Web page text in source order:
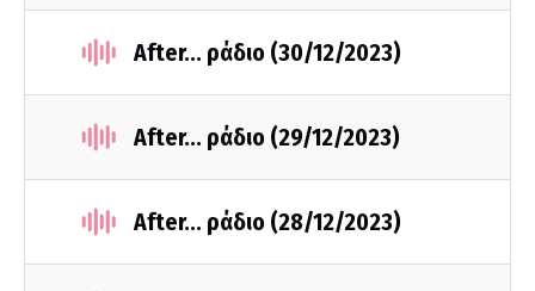
After... ράδιο (30/12/2023)
After... ράδιο (29/12/2023)
After... ράδιο (28/12/2023)